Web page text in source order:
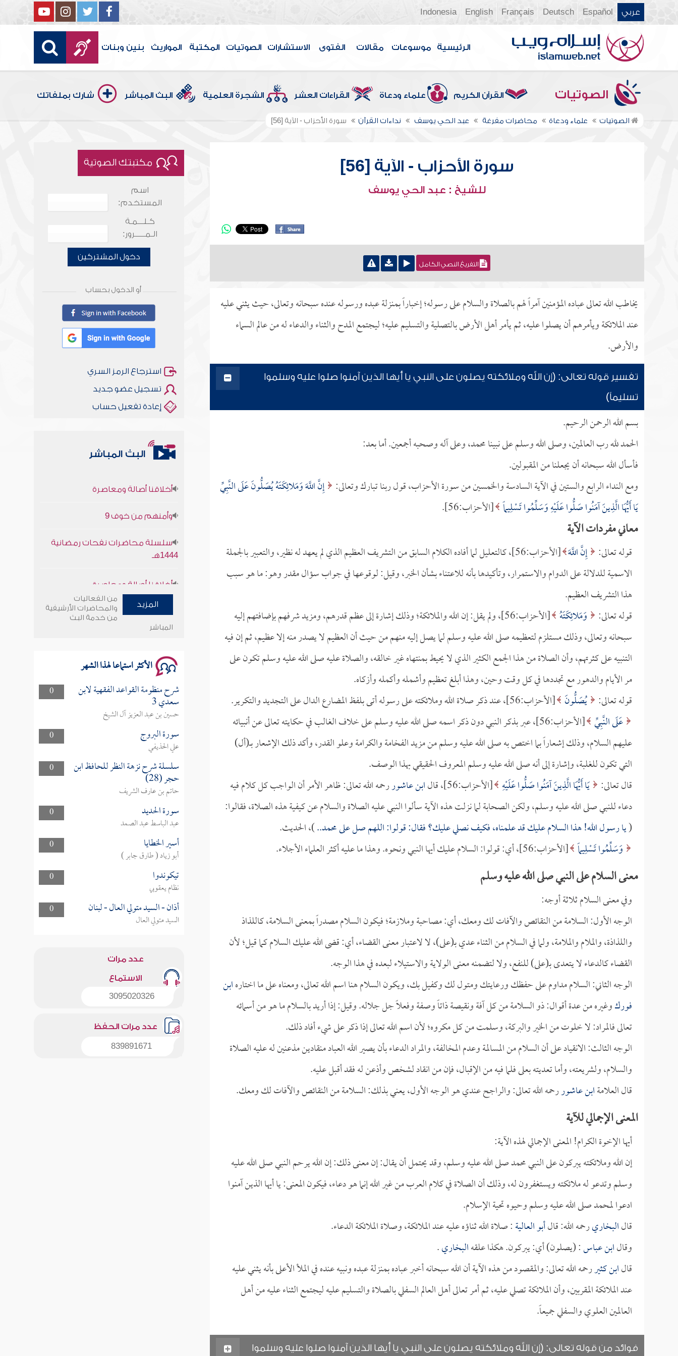
عربي Español
Deutsch
Français
English
Indonesia
الرئيسية موسوعات مقالات الفتوى الاستشارات الصوتيات المكتبة المواريث بنين وبنات
الصوتيات القرآن الكريم علماء ودعاة القراءات العشر الشجرة العلمية البث المباشر شارك بملفاتك
الصوتيات علماء ودعاة محاضرات مفرغة عبد الحي يوسف نداءات القرآن سورة الأحزاب - الآية [56]
سورة الأحزاب - الآية [56]
للشيخ : عبد الحي يوسف
التفريغ النصي الكامل
يخاطب الله تعالى عباده المؤمنين آمراً لهم بالصلاة والسلام على رسوله؛ إخباراً بمنزلة عبده ورسوله عنده سبحانه وتعالى، حيث يثني عليه
عند الملائكة ويأمرهم أن يصلوا عليه، ثم يأمر أهل الأرض بالتصلية والتسليم عليه؛ ليجتمع المدح والثناء والدعاء له من عالم السماء
والأرض.
تفسير قوله تعالى: (إن الله وملائكته يصلون على النبي يا أيها الذين آمنوا صلوا عليه وسلموا
تسليماً)
بسم الله الرحمن الرحيم.
الحمد لله رب العالمين، وصلى الله وسلم على نبينا محمد، وعلى آله وصحبه أجمعين. أما بعد:
فأسأل الله سبحانه أن يجعلنا من المقبولين.
ومع النداء الرابع والستين في الآية السادسة والخمسين من سورة الأحزاب، قول ربنا تبارك وتعالى: إِنَّ اللَّهَ وَمَلائِكَتَهُ يُصَلُّونَ عَلَى النَّبِيِّ
يَا أَيُّهَا الَّذِينَ آمَنُوا صَلُّوا عَلَيْهِ وَسَلِّمُوا تَسْلِيماً [الأحزاب:56].
معاني مفردات الآية
قوله تعالى: إِنَّ اللَّهَ
[الأحزاب:56]، كالتعليل لما أفاده الكلام السابق من التشريف العظيم الذي لم يعهد له نظير، والتعبير بالجملة
الاسمية للدلالة على الدوام والاستمرار، وتأكيدها بأنه للاعتناء بشأن الخبر، وقيل: لوقوعها في جواب سؤال مقدر وهو: ما هو سبب
هذا التشريف العظيم.
قوله تعالى:
وَمَلائِكَتَهُ
[الأحزاب:56]، ولم يقل: إن الله والملائكة؛ وذلك إشارة إلى عظم قدرهم، ومزيد شرفهم بإضافتهم إليه
سبحانه وتعالى، وذلك مستلزم لتعظيمه صلى الله عليه وسلم لما يصل إليه منهم من حيث أن العظيم لا يصدر منه إلا عظيم، ثم إن فيه
التنبيه على كثرتهم، وأن الصلاة من هذا الجمع الكثير الذي لا يحيط بمنتهاه غير خالقه، والصلاة عليه صلى الله عليه وسلم تكون على
مر الأيام والدهور مع تجددها في كل وقت وحين، وهذا أبلغ تعظيم وأشمله وأكمله وأزكاه.
قوله تعالى: يُصَلُّونَ [الأحزاب:56]، عند ذكر صلاة الله وملائكته على رسوله أتى بلفظ المضارع الدال على التجديد والتكرير.
عَلَى النَّبِيِّ
[الأحزاب:56]، عبر بذكر النبي دون ذكر اسمه صلى الله عليه وسلم على خلاف الغالب في حكايته تعالى عن أنبيائه
عليهم السلام، وذلك إشعاراً بما اختص به صلى الله عليه وسلم من مزيد الفخامة والكرامة وعلو القدر، وأكد ذلك الإشعار بـــ(أل)
التي تكون للغلبة، وإشارة إلى أنه صلى الله عليه وسلم المعروف الحقيقي بهذا الوصف.
قال تعالى: يَا أَيُّهَا الَّذِينَ آمَنُوا صَلُّوا عَلَيْهِ [الأحزاب:56]، قال ابن عاشوررحمه الله تعالى: ظاهر الأمر أن الواجب كل كلام فيه
دعاء للنبي صلى الله عليه وسلم، ولكن الصحابة لما نزلت هذه الآية سألوا النبي عليه الصلاة والسلام عن كيفية هذه الصلاة، فقالوا:
(يا رسول الله! هذا السلام عليك قد علمناه، فكيف نصلي عليك؟ فقال: قولوا: اللهم صل على محمد..)، الحديث.
وَسَلِّمُوا تَسْلِيماً [الأحزاب:56]، أي: قولوا: السلام عليك أيها النبي ونحوه. وهذا ما عليه أكثر العلماء الأجلاء.
معنى السلام على النبي صلى الله عليه وسلم
وفي معنى السلام ثلاثة أوجه:
الوجه الأول: السلامة من النقائص والآفات لك ومعك، أي: مصاحبة وملازمة؛ فيكون السلام مصدراً بمعنى السلامة، كاللذاذ
واللذاذة، والملام والملامة، ولما في السلام من الثناء عدي بـ(على)، لا لاعتبار معنى القضاء، أي: قضى الله عليك السلام كما قيل؛ لأن
القضاء كالدعاء لا يتعدى بـ(على) للنفع، ولا لتضمنه معنى الولاية والاستيلاء لبعده في هذا الوجه.
الوجه الثاني: السلام مداوم على حفظك ورعايتك ومتول لك وكفيل بك، ويكون السلام هنا اسم الله تعالى، ومعناه على ما اختارهابن
فوركوغيره من عدة أقوال: ذو السلامة من كل آفة ونقيصة ذاتاً وصفة وفعلاً جل جلاله. وقيل: إذا أريد بالسلام ما هو من أسمائه
تعالى فالمراد: لا خلوت من الخير والبركة، وسلمت من كل مكروه؛ لأن اسم الله تعالى إذا ذكر على شيء أفاد ذلك.
الوجه الثالث: الانقياد على أن السلام من المسالمة وعدم المخالفة، والمراد الدعاء بأن يصير الله العباد منقادين مذعنين له عليه الصلاة
والسلام، ولشريعته، وأما تعديته بعلى فلما فيه من الإقبال، فإن من انقاد لشخص وأذعن له فقد أقبل عليه.
قال العلامةابن عاشوررحمه الله تعالى: والراجح عندي هو الوجه الأول، يعني بذلك: السلامة من النقائص والآفات لك ومعك.
المعنى الإجمالي للآية
أيها الإخوة الكرام! المعنى الإجمالي لهذه الآية:
إن الله وملائكته يبركون على النبي محمد صلى الله عليه وسلم، وقد يحتمل أن يقال: إن معنى ذلك: إن الله يرحم النبي صلى الله عليه
وسلم وتدعو له ملائكته ويستغفرون له، وذلك أن الصلاة في كلام العرب من غير الله إنما هو دعاء، فيكون المعنى: يا أيها الذين آمنوا
ادعوا لمحمد صلى الله عليه وسلم وحيوه تحية الإسلام.
قالالبخاريرحمه الله: قالأبو العالية: صلاة الله ثناؤه عليه عند الملائكة، وصلاة الملائكة الدعاء.
وقالابن عباس: (يصلون) أي: يبركون. هكذا علقهالبخاري.
قالابن كثيررحمه الله تعالى: والمقصود من هذه الآية أن الله سبحانه أخبر عباده بمنزلة عبده ونبيه عنده في الملأ الأعلى بأنه يثني عليه
عند الملائكة المقربين، وأن الملائكة تصلي عليه، ثم أمر تعالى أهل العالم السفلي بالصلاة والتسليم عليه ليجتمع الثناء عليه من أهل
العالمين العلوي والسفلي جميعاً.
فوائد من قوله تعالى: (إن الله وملائكته يصلون على النبي يا أيها الذين آمنوا صلوا عليه وسلموا
مكتبتك الصوتية
اسم
المستخدم:
كـلـــمـة
الـمـــــرور:
دخول المشتركين
أو الدخول بحساب
استرجاع الرمز السري
تسجيل عضو جديد
إعادة تفعيل حساب
البث المباشر
1444هـ
وأمنهم من خوف 9
سلسلة محاضرات نفحات رمضانية
المزيد
من الفعاليات
والمحاضرات الأرشيفية
من خدمة البث
المباشر
الأكثر استماعا لهذا الشهر
0 شرح منظومة القواعد الفقهية لابن
سعدي 3
حسين بن عبد العزيز آل الشيخ
0
سورة البروج
علي الحذيفي
0
سلسلة شرح نزهة النظر للحافظ ابن
حجر (28)
حاتم بن عارف الشريف
0
سورة الحديد
عبد الباسط عبد الصمد
0
أسير الخطايا
أبو زياد ( طارق جابر )
0
تيكوندوا
نظام يعقوبي
0
أذان - السيد متولي العال - لبنان
السيد متولي العال
عدد مرات
الاستماع
3095020326
عدد مرات الحفظ
839891671